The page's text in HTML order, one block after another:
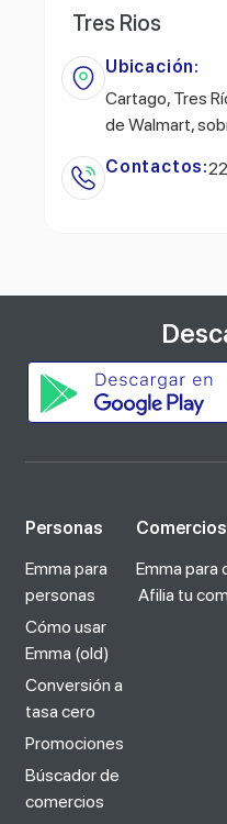
Tres Rios
Ubicación:
Cartago, Tres
de Walmart,
Contactos:
Personas
Emma para
personas
Cómo usar
Emma (old)
Conversión a
tasa cero
Promociones
Búscador de
comercios
Comercios
Emma para
Afilia tu